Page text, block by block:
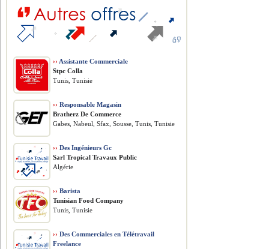
›› Assistante Commerciale
Stpc Colla
Tunis, Tunisie
›› Responsable Magasin
Bratherz De Commerce
Gabes, Nabeul, Sfax, Sousse, Tunis, Tunisie
›› Des Ingénieurs Gc
Sarl Tropical Travaux Public
Algérie
›› Barista
Tunisian Food Company
Tunis, Tunisie
›› Des Commerciales en Télétravail
Freelance